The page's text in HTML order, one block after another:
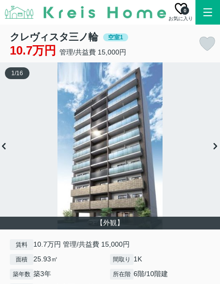
お気に入り
0
クレヴィスタ三ノ輪 空室1
10.7万円 管理/共益費 15,000円
【外観】
1/16
賃料 10.7万円 管理/共益費 15,000円
面積 25.93㎡ 間取り 1K
築年数 築3年 所在階 6階/10階建